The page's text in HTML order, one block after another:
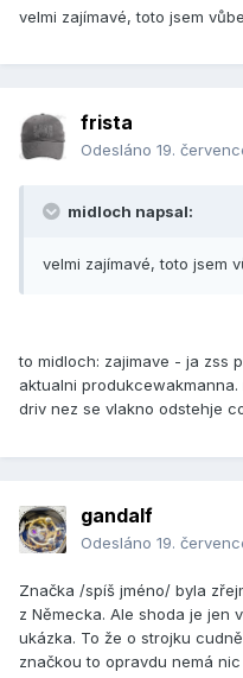
velmi zajímavé, toto jsem
frista
Odesláno 19.
midloch napsal:
velmi zajímavé, toto jsem
to midloch: zajimave - ja zss
aktualni
driv nez se vlakno odstehje
gandalf
Odesláno 19.
Značka /spíš jméno/ byla
z Německa. Ale shoda je jen
ukázka. To že o strojku
značkou to opravdu nemá